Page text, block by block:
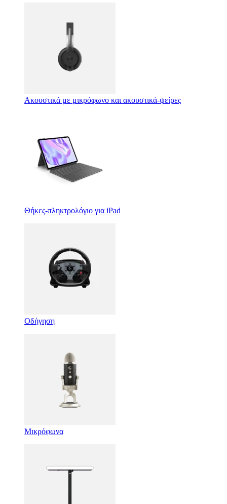
Ακουστικά με μικρόφωνο και ακουστικά-ψείρες
Θήκες-πληκτρολόγιο για iPad
Οδήγηση
Μικρόφωνα